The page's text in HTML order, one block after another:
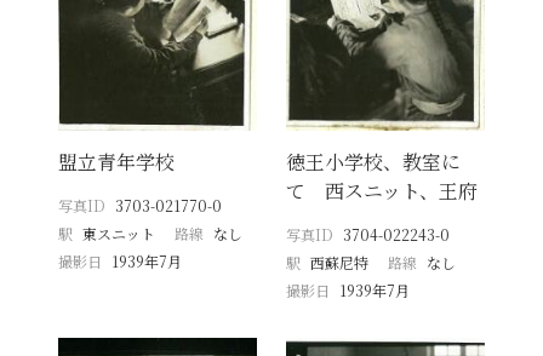
盟立青年学校
写真ID 3703-021770-0
駅 東スニット 路線 なし
撮影日
1939年7月
徳王小学校、教室に
て 西スニット、王府
写真ID 3704-022243-0
駅 西蘇尼特 路線 なし
撮影日
1939年7月